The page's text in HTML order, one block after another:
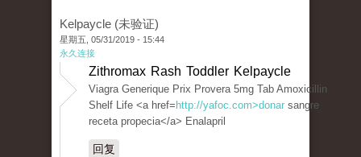
Kelpaycle (未验证)
星期五, 05/31/2019 - 15:44
永久连接
Zithromax Rash Toddler Kelpaycle
Viagra Generique Prix Provera 5mg Tab Amoxicillin
Shelf Life <a href= http://yafoc.com>donar sangre
receta propecia</a> Enalapril
回复